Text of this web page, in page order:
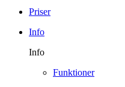
Priser
Info
Info
Funktioner